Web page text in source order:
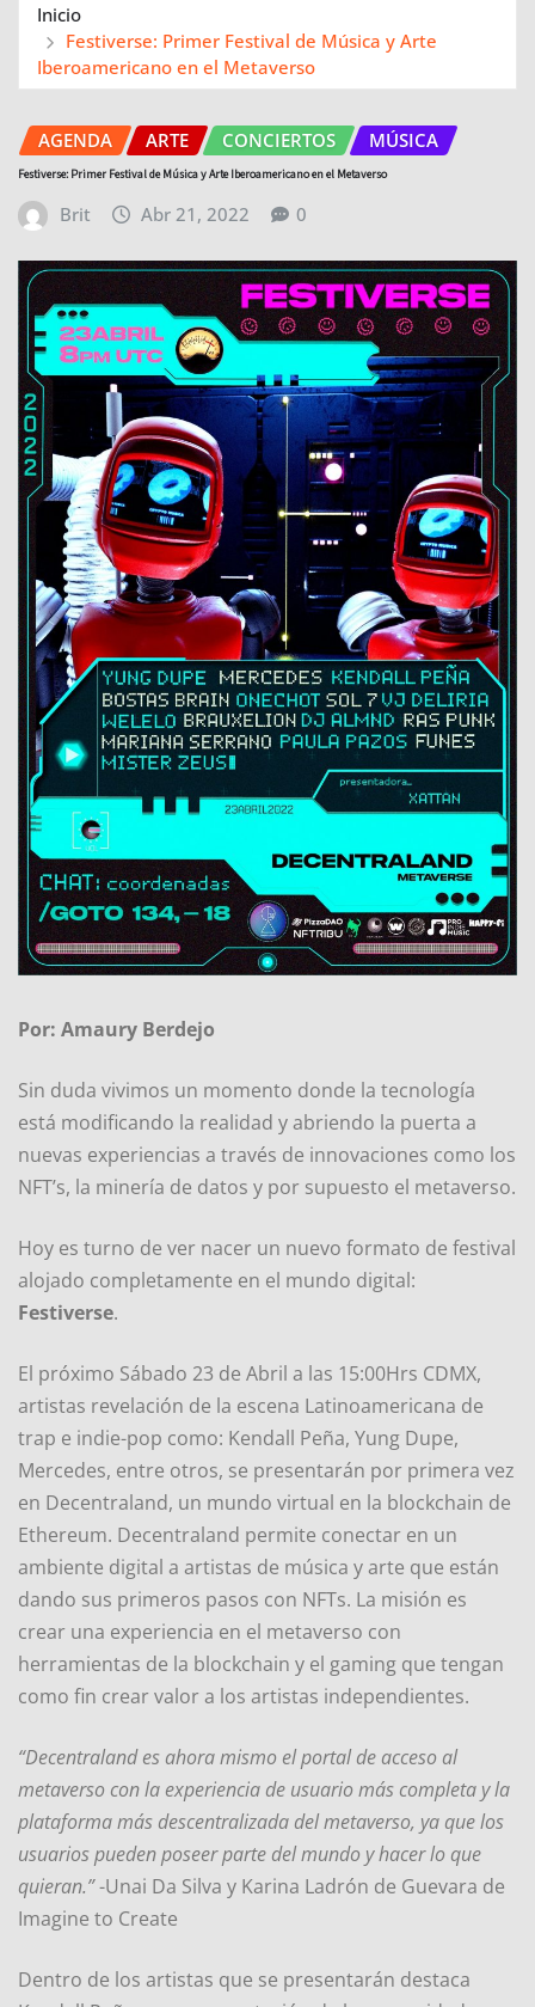
Inicio
Festiverse: Primer Festival de Música y Arte
Iberoamericano en el Metaverso
AGENDA ARTE CONCIERTOS MÚSICA
Festiverse: Primer Festival de Música y Arte Iberoamericano en el Metaverso
Brit Abr 21, 2022 0
Por: Amaury Berdejo
Sin duda vivimos un momento donde la tecnología
está modificando la realidad y abriendo la puerta a
nuevas experiencias a través de innovaciones como los
NFT’s, la minería de datos y por supuesto el metaverso.
Hoy es turno de ver nacer un nuevo formato de festival
alojado completamente en el mundo digital:
Festiverse.
El próximo Sábado 23 de Abril a las 15:00Hrs CDMX,
artistas revelación de la escena Latinoamericana de
trap e indie-pop como: Kendall Peña, Yung Dupe,
Mercedes, entre otros, se presentarán por primera vez
en Decentraland, un mundo virtual en la blockchain de
Ethereum. Decentraland permite conectar en un
ambiente digital a artistas de música y arte que están
dando sus primeros pasos con NFTs. La misión es
crear una experiencia en el metaverso con
herramientas de la blockchain y el gaming que tengan
como fin crear valor a los artistas independientes.
“Decentraland es ahora mismo el portal de acceso al
metaverso con la experiencia de usuario más completa y la
plataforma más descentralizada del metaverso, ya que los
usuarios pueden poseer parte del mundo y hacer lo que
quieran.”-Unai Da Silva y Karina Ladrón de Guevara de
Imagine to Create
Dentro de los artistas que se presentarán destaca